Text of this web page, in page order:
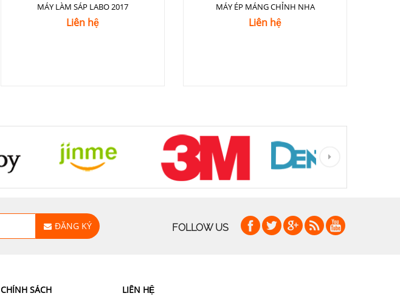
MÁY LÀM SÁP LABO 2017
Liên hệ
MÁY ÉP MÁNG CHỈNH NHA
Liên hệ
ĐĂNG KÝ FOLLOW US
CHÍNH SÁCH
LIÊN HỆ